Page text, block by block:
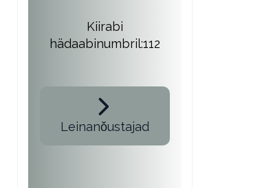
Kiirabi
hädaabinumbril:112
Leinanǒustajad